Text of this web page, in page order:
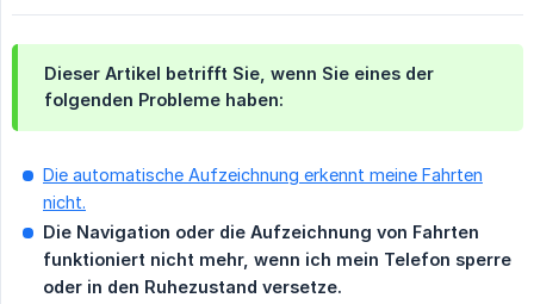
Dieser Artikel betrifft Sie, wenn Sie eines der
folgenden Probleme haben:
Die automatische Aufzeichnung erkennt meine Fahrten
nicht.
Die Navigation oder die Aufzeichnung von Fahrten
funktioniert nicht mehr, wenn ich mein Telefon sperre
oder in den Ruhezustand versetze.